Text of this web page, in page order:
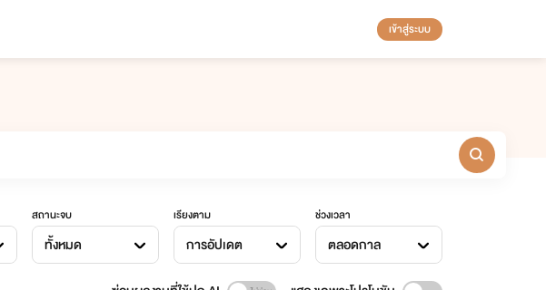
เข้าสู่ระบบ
สถานะจบ
ทั้งหมด
เรียงตาม
การอัปเดต
ช่วงเวลา
ตลอดกาล